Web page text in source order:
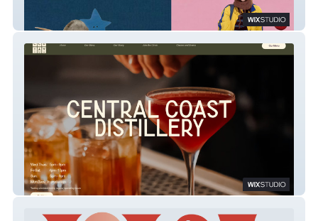
Miah Reeves Music
Central Coast Distillery